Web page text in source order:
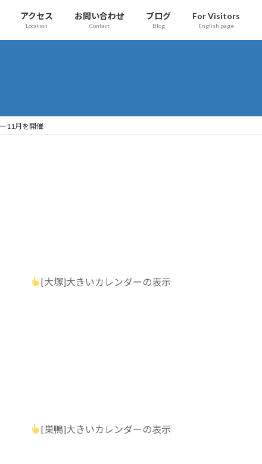
アクセス
Location
お問い合わせ
Contact
ブログ
Blog
For Visitors
English page
11月を開催
[大塚]大きいカレンダーの表示
[巣鴨]大きいカレンダーの表示